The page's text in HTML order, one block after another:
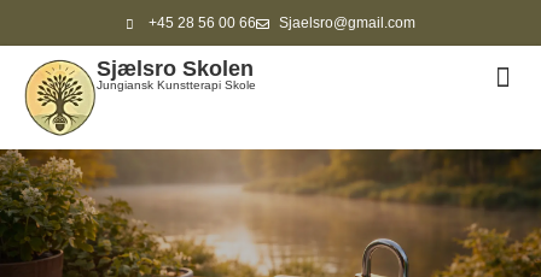
+45 28 56 00 66 Sjaelsro@gmail.com
Sjælsro Skolen
Jungiansk Kunstterapi Skole